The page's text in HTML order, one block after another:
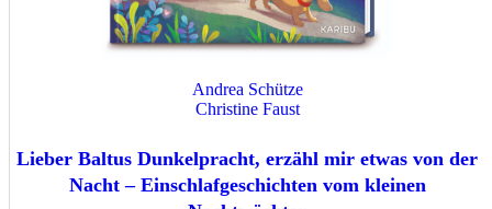
Andrea Schütze
Christine Faust
Lieber Baltus Dunkelpracht, erzähl mir etwas von der
Nacht – Einschlafgeschichten vom kleinen